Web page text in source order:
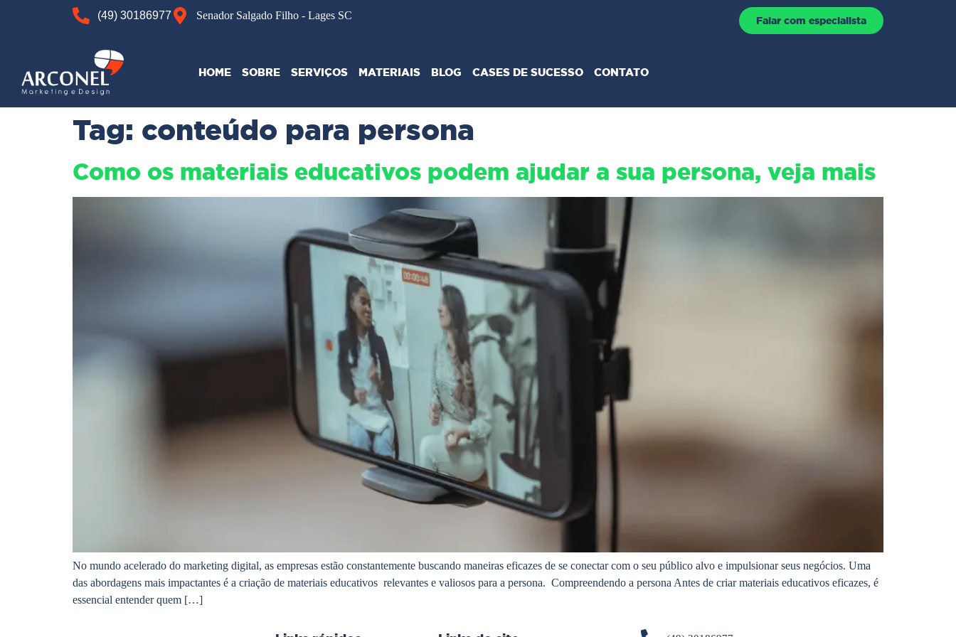
(49) 30186977 Senador Salgado Filho - Lages SC Falar com especialista
HOME SOBRE SERVIÇOS MATERIAIS BLOG CASES DE SUCESSO CONTATO
Tag: conteúdo para persona
Como os materiais educativos podem ajudar a sua persona, veja mais
No mundo acelerado do marketing digital, as empresas estão constantemente buscando maneiras eficazes de se conectar com o seu público alvo e impulsionar seus negócios. Uma
das abordagens mais impactantes é a criação de materiais educativos relevantes e valiosos para a persona. Compreendendo a persona Antes de criar materiais educativos eficazes, é
essencial entender quem […]